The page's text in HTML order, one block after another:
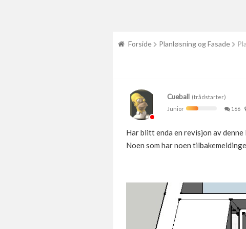
Forside Planløsning og Fasade
Cueball (trådstarter)
Junior
166
Har blitt enda en revisjon av denne
Noen som har noen